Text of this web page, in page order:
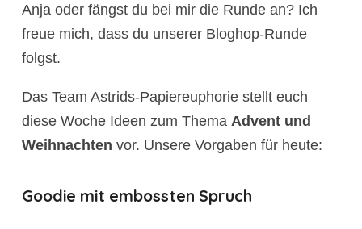
Anja oder fängst du bei mir die Runde an? Ich
freue mich, dass du unserer Bloghop-Runde
folgst.
Das Team Astrids-Papiereuphorie stellt euch
diese Woche Ideen zum Thema Advent und
Weihnachten vor. Unsere Vorgaben für heute:
Goodie mit embossten Spruch